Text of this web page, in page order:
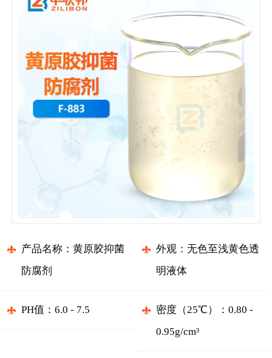
产品名称：黄原胶抑菌
防腐剂
外观：无色至浅黄色透
明液体
PH值：6.0 - 7.5
密度（25℃）：0.80 -
0.95g/cm³